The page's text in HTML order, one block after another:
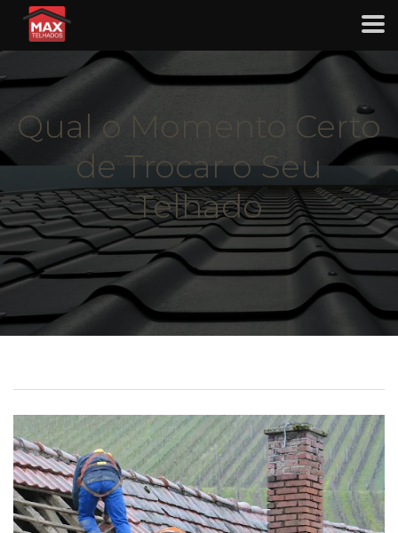
Qual o Momento Certo
de Trocar o Seu
Telhado